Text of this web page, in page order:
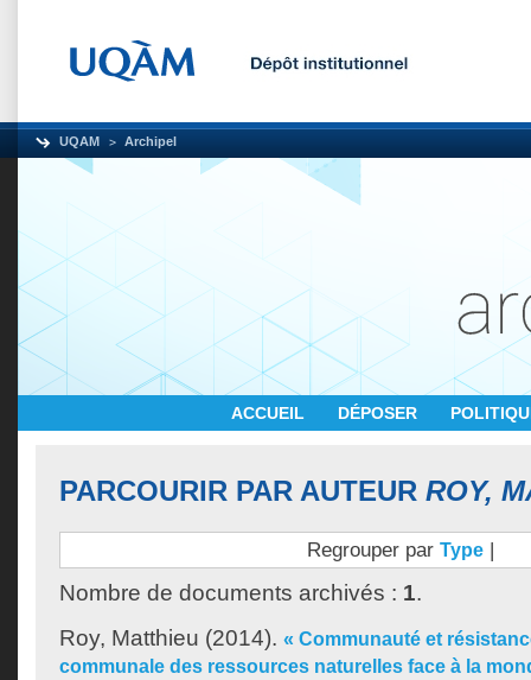
UQAM Archipel
ACCUEIL DÉPOSER
PARCOURIR PAR AUTEUR ROY,
Regrouper par Type |
Nombre de documents archivés : 1.
Roy, Matthieu (2014). « Communauté et
communale des ressources naturelles face à la